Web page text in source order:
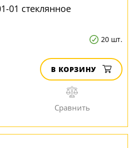
01 стеклянное
20 шт.
В КОРЗИНУ